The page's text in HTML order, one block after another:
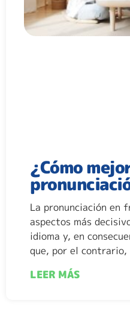
¿Cómo
La pronunciación en
aspectos más
idioma y, en
que, por el contrario,
LEER MÁS